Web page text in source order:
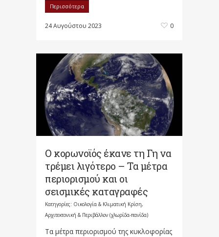
Περισσότερα
24 Αυγούστου 2023 0
Ο κορωνοϊός έκανε τη Γη να
τρέμει λιγότερο – Τα μέτρα
περιορισμού και οι
σεισμικές καταγραφές
Κατηγορίες: Οικολογία & Κλιματική Κρίση,
Αρχιτεκτονική & Περιβάλλον (χλωρίδα-πανίδα)
Τα μέτρα περιορισμού της κυκλοφορίας